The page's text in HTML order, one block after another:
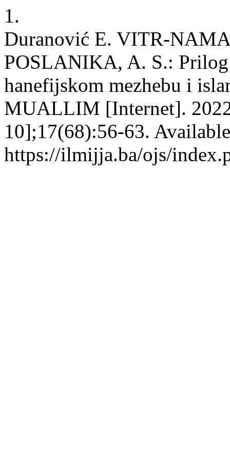
1.
Duranović E. VITR-
POSLANIKA, A. S.:
hanefijskom mezhebu i
MUALLIM [Internet].
10];17(68):56-63.
https://ilmijja.ba/ojs/